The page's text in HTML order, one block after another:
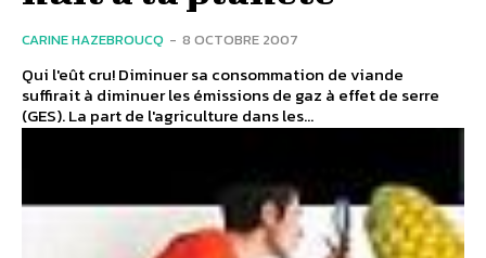
CARINE HAZEBROUCQ - 8 OCTOBRE 2007
Qui l'eût cru! Diminuer sa consommation de viande
suffirait à diminuer les émissions de gaz à effet de serre
(GES). La part de l'agriculture dans les...